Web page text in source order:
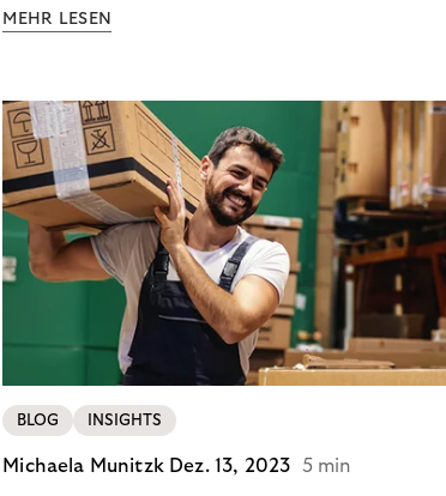
wirksam reduzieren will, braucht keine
MEHR LESEN
BLOG INSIGHTS
Michaela Munitzk Dez. 13, 2023 5 min